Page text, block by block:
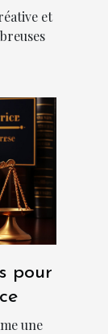
et
pour
une